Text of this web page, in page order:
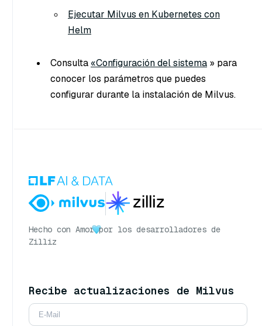
Ejecutar Milvus en Kubernetes con
Helm
Consulta «Configuración del sistema » para
conocer los parámetros que puedes
configurar durante la instalación de Milvus.
Hecho con Amor por los desarrolladores de
Zilliz
Recibe actualizaciones de Milvus